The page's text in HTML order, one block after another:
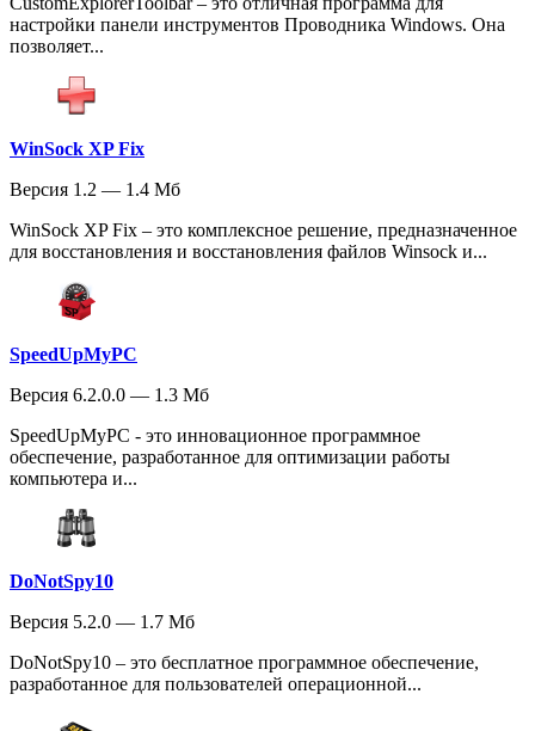
настройки панели инструментов Проводника Windows. Она
позволяет...
WinSock XP Fix
Версия 1.2 — 1.4 Мб
WinSock XP Fix – это комплексное решение, предназначенное
для восстановления и восстановления файлов Winsock и...
SpeedUpMyPC
Версия 6.2.0.0 — 1.3 Мб
SpeedUpMyPC - это инновационное программное
обеспечение, разработанное для оптимизации работы
компьютера и...
DoNotSpy10
Версия 5.2.0 — 1.7 Мб
DoNotSpy10 – это бесплатное программное обеспечение,
разработанное для пользователей операционной...